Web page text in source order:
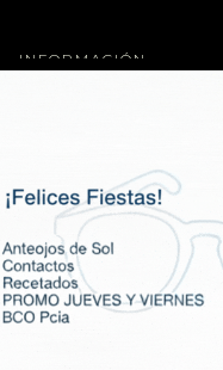
INFORMACIÓN
Gente.